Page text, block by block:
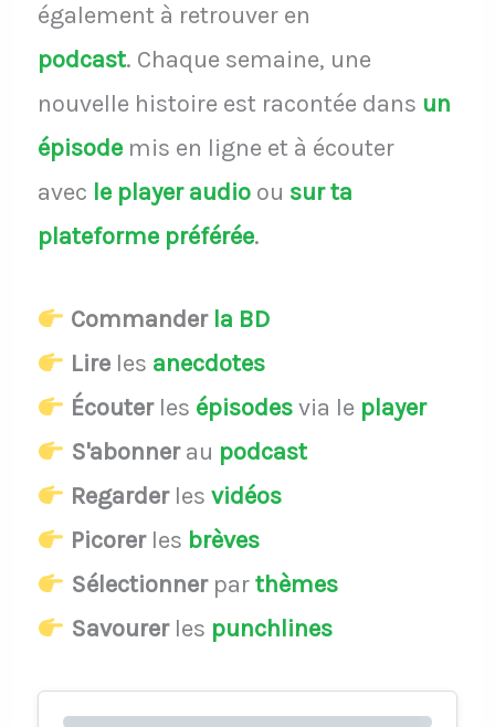
également à retrouver en
podcast. Chaque semaine, une
nouvelle histoire est racontée dans un
épisodemis en ligne et à écouter
avec le player audio ou sur ta
plateforme préférée.
Commander la BD
Lireles anecdotes
Écouterles épisodesvia le player
S'abonnerau podcast
Regarderles vidéos
Picorerles brèves
Sélectionnerparthèmes
Savourerles punchlines